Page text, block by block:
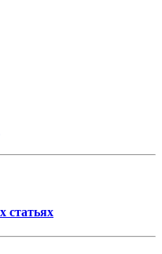
статьях